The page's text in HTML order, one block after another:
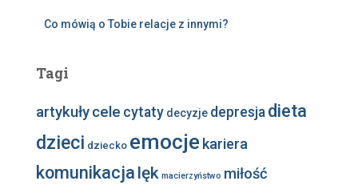
Co mówią o Tobie relacje z innymi?
Tagi
artykułycele cytaty decyzje depresja dieta
dzieci dziecko emocje kariera
komunikacja lęk macierzyństwo miłość